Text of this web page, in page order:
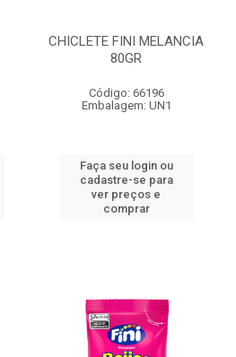
CHICLETE FINI MELANCIA
80GR
Código: 66196
Embalagem: UN1
Faça seu login ou
cadastre-se para
ver preços e
comprar